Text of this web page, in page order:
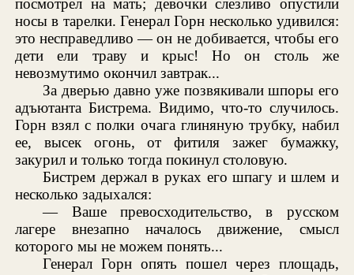
посмотрел на мать; девочки слезливо опустили
носы в тарелки. Генерал Горн несколько удивился:
это несправедливо — он не добивается, чтобы его
дети ели траву и крыс! Но он столь же
невозмутимо окончил завтрак...
За дверью давно уже позвякивали шпоры его
адъютанта Бистрема. Видимо, что-то случилось.
Горн взял с полки очага глиняную трубку, набил
ее, высек огонь, от фитиля зажег бумажку,
закурил и только тогда покинул столовую.
Бистрем держал в руках его шпагу и шлем и
несколько задыхался:
— Ваше превосходительство, в русском
лагере внезапно началось движение, смысл
которого мы не можем понять...
Генерал Горн опять пошел через площадь,